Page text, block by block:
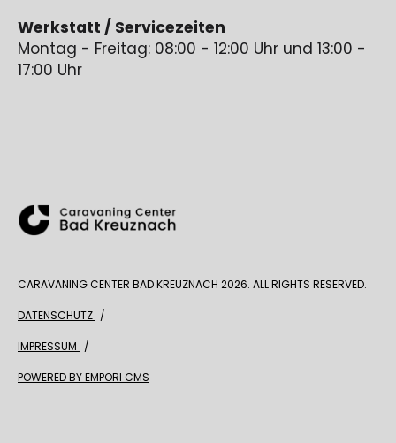
Werkstatt / Servicezeiten
Montag - Freitag: 08:00 - 12:00 Uhr und 13:00 -
17:00 Uhr
CARAVANING CENTER BAD KREUZNACH 2026. ALL RIGHTS RESERVED.
DATENSCHUTZ
IMPRESSUM
POWERED BY EMPORI CMS